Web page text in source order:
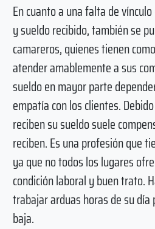
En cuanto a una falta de
y sueldo recibido, también se
camareros, quienes tienen
atender amablemente a sus
sueldo en mayor parte
empatía con los clientes.
reciben su sueldo suele
reciben. Es una profesión que
ya que no todos los lugares
condición laboral y buen trato.
trabajar arduas horas de su
baja.